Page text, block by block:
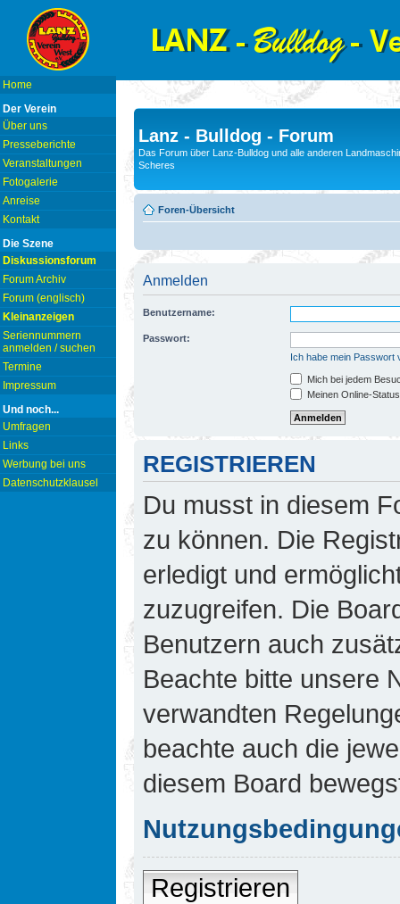
Home
Der Verein
Über uns
Presseberichte
Veranstaltungen
Fotogalerie
Anreise
Kontakt
Die Szene
Diskussionsforum
Forum Archiv
Forum (englisch)
Kleinanzeigen
Seriennummern
anmelden / suchen
Termine
Impressum
Und noch...
Umfragen
Links
Werbung bei uns
Datenschutzklausel
Lanz - Bulldog - Forum
Das Forum über Lanz-Bulldog und alle anderen
Scheres
Foren-Übersicht
Anmelden
Benutzername:
Passwort:
Ich habe mein Passwort
Mich bei jedem
Meinen Online-
REGISTRIEREN
Du musst in diesem
zu können. Die
erledigt und
zuzugreifen. Die
Benutzern auch
Beachte bitte unsere
verwandten
beachte auch die
diesem Board
Registrieren